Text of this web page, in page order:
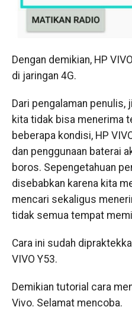
Dengan demikian, HP
di jaringan 4G.
Dari pengalaman penulis,
kita tidak bisa menerima
beberapa kondisi, HP
dan penggunaan baterai
boros. Sepengetahuan
disebabkan karena kita
mencari sekaligus
tidak semua tempat
Cara ini sudah
VIVO Y53.
Demikian tutorial cara
Vivo. Selamat mencoba.